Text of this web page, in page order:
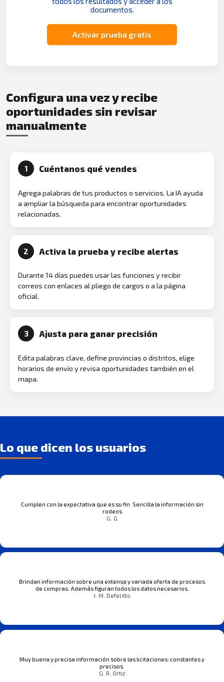
documentos.
Activar prueba gratis
Configura una vez y recibe
oportunidades sin revisar
manualmente
1 Cuéntanos qué vendes
Agrega palabras de tus productos o servicios. La IA ayuda
a ampliar la búsqueda para encontrar oportunidades
relacionadas.
2 Activa la prueba y recibe alertas
Durante 14 días puedes usar las funciones y recibir
correos con enlaces al pliego de cargos o a la página
oficial.
3 Ajusta para ganar precisión
Edita palabras clave, define provincias o distritos, elige
horarios de envío y revisa oportunidades también en el
mapa.
Lo que dicen los usuarios
Cumplen con la expectativa que es su fin. Sencilla la información sin
rodeos
G. G
Brindan información sobre una extensa y variada oferta de procesos
de compras. Además figuran todos los datos necesarios.
J. M. Defelitto
Muy buena y precisa información sobre las licitaciones: constantes y
precisos.
G. R. Ortiz